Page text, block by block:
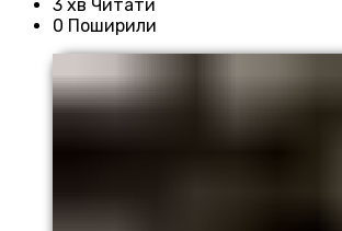
3 хв Читати
0 Поширили